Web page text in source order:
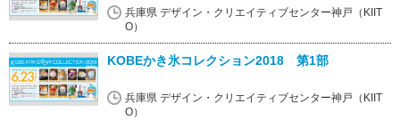
兵庫県 デザイン・クリエイティブセンター神戸（KIIT
O）
KOBEかき氷コレクション2018 第1部
兵庫県 デザイン・クリエイティブセンター神戸（KIIT
O）